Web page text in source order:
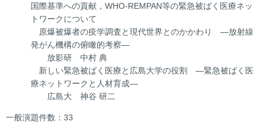
国際基準への貢献，WHO-REMPAN等の緊急被ばく医療ネッ
トワークについて
原爆被爆者の疫学調査と現代世界とのかかわり ―放射線
発がん機構の俯瞰的考察―
放影研 中村 典
新しい緊急被ばく医療と広島大学の役割 ―緊急被ばく医
療ネットワークと人材育成―
広島大 神谷 研二
一般演題件数：33